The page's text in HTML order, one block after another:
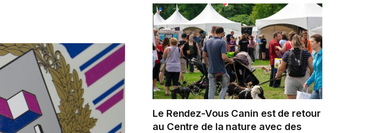
Le Rendez-Vous Canin est de retour
au Centre de la nature avec des